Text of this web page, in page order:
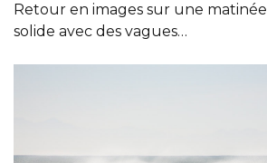
Retour en images sur une matinée
solide avec des vagues…